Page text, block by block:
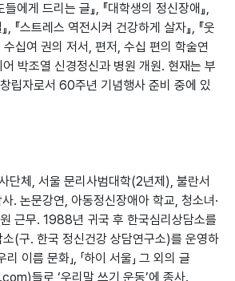
에게 드리는 글』, 『대학생의 정신장애』,
, 『스트레스 역전시켜 건강하게 살자』, 『웃
수십여 권의 저서, 편저, 수십 편의 학술연
박조열 신경정신과 병원 개원. 현재는 부
립자로서 60주년 기념행사 준비 중에 있
단체, 서울 문리사범대학(2년제), 불란서
사. 논문강연, 아동정신장애아 학교, 청소녀·
근무. 1988년 귀국 후 한국심리상담소를
(구. 한국 정신건강 상담연구소)를 운영하
리 이름 문화」, 「하이 서울」 그 외의 글
들로 ‘우리말 쓰기 운동’에 종사.